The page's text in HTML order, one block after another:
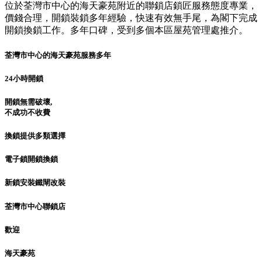
位於荃灣市中心的海天豪苑附近的聯鎖店鎖匠服務態度專業，
價錢合理，開鎖裝鎖多年經驗，快速有效無手尾，為閣下完成
開鎖換鎖工作。多年口碑，受到多個本區屋苑管理處推介。
荃灣市中心的海天豪苑服務多年
24小時開鎖
開鎖無需破壞,
不成功不收費
換鎖提供多類選擇
電子鎖開鎖換鎖
新鎖安裝鐵閘改裝
荃灣市中心聯鎖店
歡迎
海天豪苑